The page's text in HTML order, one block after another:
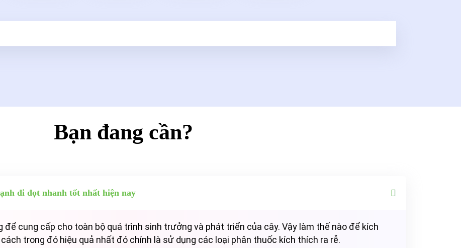
Bạn đang cần?
đi đọt nhanh tốt nhất hiện nay
để cung cấp cho toàn bộ quá trình sinh trưởng và phát triển của cây. Vậy làm thế nào để kích
trong đó hiệu quả nhất đó chính là sử dụng các loại phân thuốc kích thích ra rễ.